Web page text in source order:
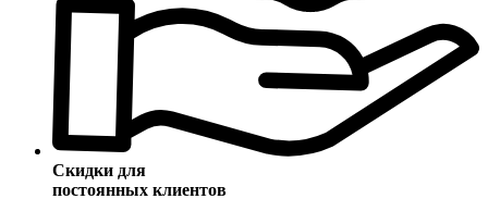
Скидки для
постоянных клиентов